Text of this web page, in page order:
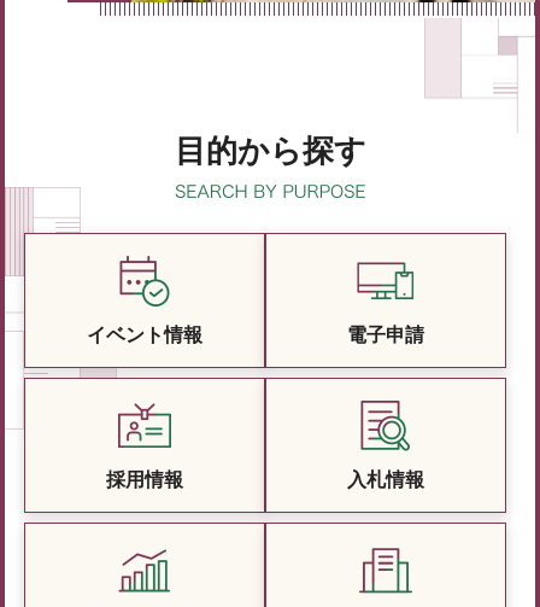
目的から探す
イベント情報 電子申請
採用情報 入札情報